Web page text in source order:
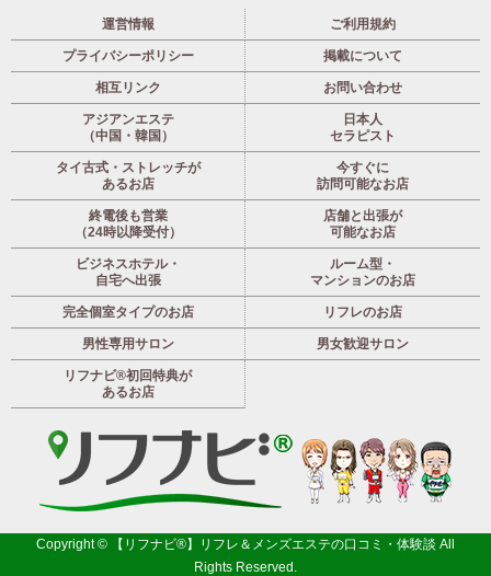
運営情報 ご利用規約
プライバシーポリシー 掲載について
相互リンク お問い合わせ
アジアンエステ
（中国・韓国）
日本人
セラピスト
タイ古式・ストレッチが
あるお店
今すぐに
訪問可能なお店
終電後も営業
（24時以降受付）
店舗と出張が
可能なお店
ビジネスホテル・
自宅へ出張
ルーム型・
マンションのお店
完全個室タイプのお店 リフレのお店
男性専用サロン 男女歓迎サロン
リフナビ®初回特典が
あるお店
Copyright © 【リフナビ®】リフレ＆メンズエステの口コミ・体験談 All
Rights Reserved.